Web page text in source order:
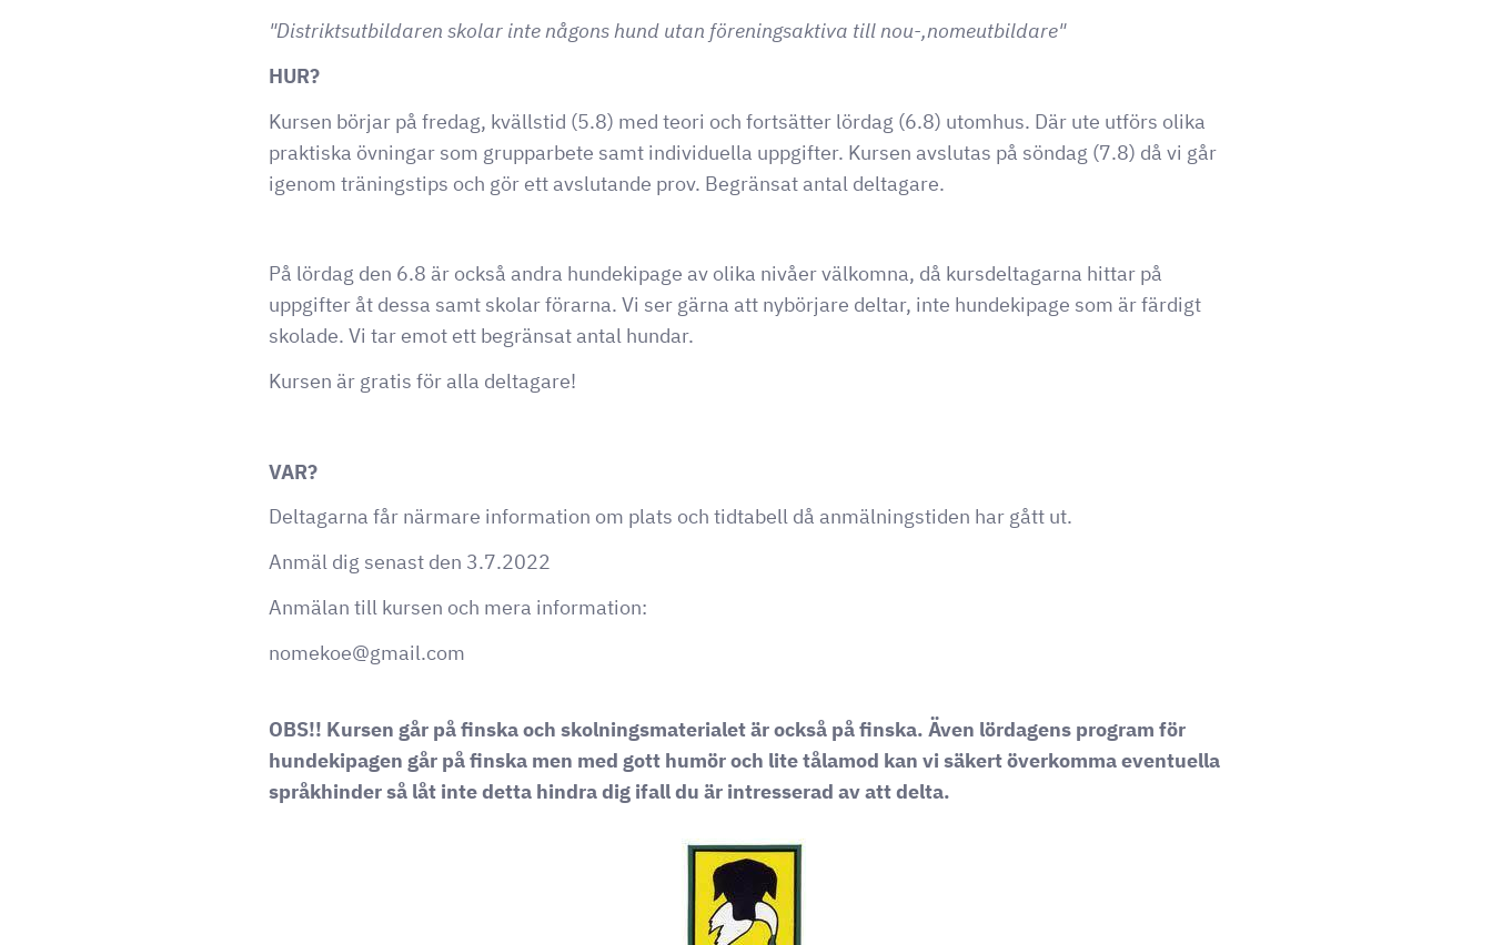
"Distriktsutbildaren skolar inte någons hund utan föreningsaktiva till nou-,nomeutbildare"
HUR?
Kursen börjar på fredag, kvällstid (5.8) med teori och fortsätter lördag (6.8) utomhus. Där ute utförs olika
praktiska övningar som grupparbete samt individuella uppgifter. Kursen avslutas på söndag (7.8) då vi går
igenom träningstips och gör ett avslutande prov. Begränsat antal deltagare.
På lördag den 6.8 är också andra hundekipage av olika nivåer välkomna, då kursdeltagarna hittar på
uppgifter åt dessa samt skolar förarna. Vi ser gärna att nybörjare deltar, inte hundekipage som är färdigt
skolade. Vi tar emot ett begränsat antal hundar.
Kursen är gratis för alla deltagare!
VAR?
Deltagarna får närmare information om plats och tidtabell då anmälningstiden har gått ut.
Anmäl dig senast den 3.7.2022
Anmälan till kursen och mera information:
nomekoe@gmail.com
OBS!! Kursen går på finska och skolningsmaterialet är också på finska. Även lördagens program för
hundekipagen går på finska men med gott humör och lite tålamod kan vi säkert överkomma eventuella
språkhinder så låt inte detta hindra dig ifall du är intresserad av att delta.